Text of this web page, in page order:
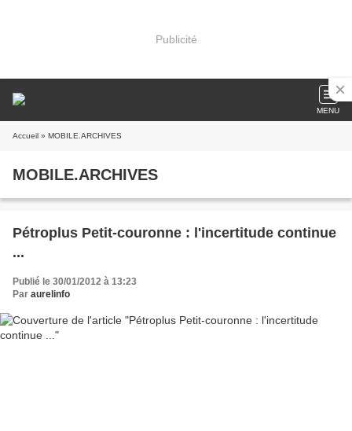
Publicité
MENU
Accueil » MOBILE.ARCHIVES
MOBILE.ARCHIVES
Pétroplus Petit-couronne : l'incertitude continue
...
Publié le 30/01/2012 à 13:23
Par aurelinfo